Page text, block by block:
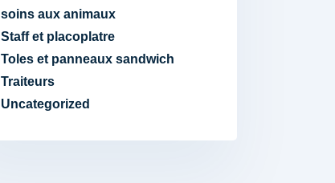
soins aux animaux
Staff et placoplatre
Toles et panneaux sandwich
Traiteurs
Uncategorized